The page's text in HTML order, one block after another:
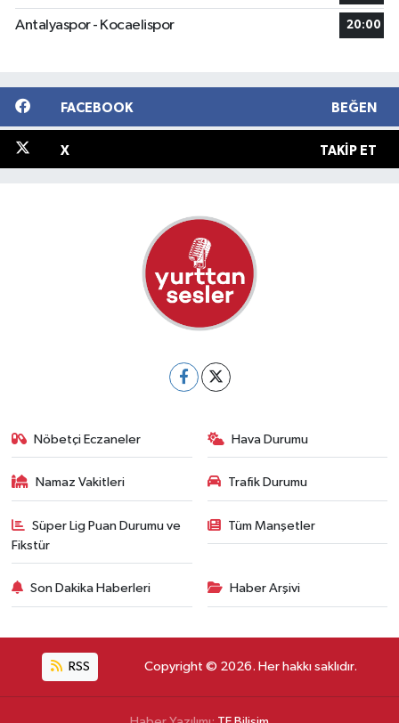
Antalyaspor - Kocaelispor 20:00
FACEBOOK BEĞEN
X TAKIP ET
Nöbetçi Eczaneler Hava Durumu
Namaz Vakitleri Trafik Durumu
Süper Lig Puan Durumu ve
Fikstür
Tüm Manşetler
Son Dakika Haberleri Haber Arşivi
RSS Copyright © 2026. Her hakkı saklıdır.